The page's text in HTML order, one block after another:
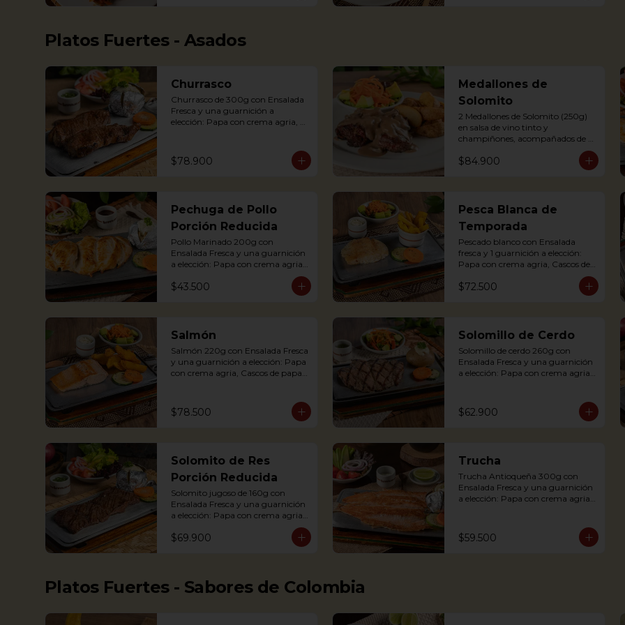
Platos Fuertes - Asados
Churrasco
Churrasco de 300g con Ensalada
Fresca y una guarnición a
elección: Papa con crema agria,
de Yuca, Puré de papa y arracacha
steak served on a griddle with a
baked potato with sour cream.
Accompanied with a fresh salad
and Chimichurri sauce.
$78.900
Medallones de
Solomito
2 Medallones de Solomito (250g)
en salsa de vino tinto y
champiñones, acompañados de
elección: Papa con crema agria,
cascos de papa Rústica, Plátano
2 Juicy Tenderloin medallions in
red wine and mushroom sauce,
served with rustic potatoes and
fresh avocado salad
$84.900
Pechuga de Pollo
Porción Reducida
Pollo Marinado 200g con
Ensalada Fresca y una guarnición
a elección: Papa con crema agria,
Cascos de papa Rústica, Plátano
maduro relleno de quesito, Palitos
Grilled Chicken breast with a
baked potato with sour cream,
accompanied with a fresh salad.
$43.500
Pesca Blanca de
Temporada
Pescado blanco con Ensalada
fresca y 1 guarnición a elección:
Papa con crema agria, Cascos de
con Quesito, Palitos de Yuca, Puré
$72.500
Salmón
Salmón 220g con Ensalada Fresca
y una guarnición a elección: Papa
con crema agria, Cascos de papa
de papa y arracacha.
Acompañado de salsa de soya y
with a baked potato with sour
cream. Accompanied with a salad
and a delicious ginger sauce.
$78.500
Solomillo de Cerdo
Solomillo de cerdo 260g con
Ensalada Fresca y una guarnición
a elección: Papa con crema agria,
de Yuca, Puré de papa y
arracacha.
Pork tenderloin 280g with baked
potato with sour cream and
$62.900
Solomito de Res
Porción Reducida
Solomito jugoso de 160g con
Ensalada Fresca y una guarnición
a elección: Papa con crema agria,
relleno de quesito, Palitos de Yuca,
Puré de papa y arracacha. (Foto
$69.900
Trucha
Trucha Antioqueña 300g con
Ensalada Fresca y una guarnición
a elección: Papa con crema agria,
de Yuca, Puré de papa y arracacha
$59.500
Platos Fuertes - Sabores de Colombia